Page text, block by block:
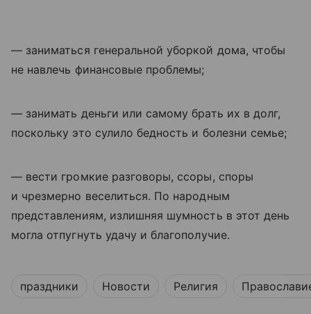
— заниматься генеральной уборкой дома, чтобы
не навлечь финансовые проблемы;
— занимать деньги или самому брать их в долг,
поскольку это сулило бедность и болезни семье;
— вести громкие разговоры, ссоры, споры
и чрезмерно веселиться. По народным
представлениям, излишняя шумность в этот день
могла отпугнуть удачу и благополучие.
праздники Новости Религия